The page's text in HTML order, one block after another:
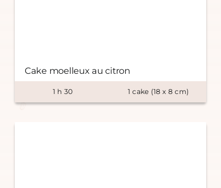
Cake moelleux au citron
1 h 30 1 cake (18 x 8 cm)